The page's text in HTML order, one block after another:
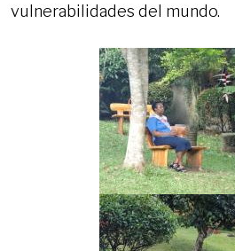
vulnerabilidades del mundo.